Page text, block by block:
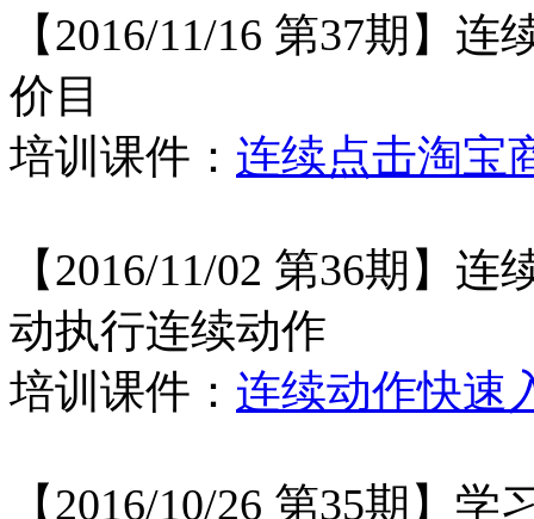
【2016/11/16 第37期】
价目
培训课件： 连续点击淘宝
【2016/11/02 第36期】
动执行连续动作
培训课件： 连续动作快速
【2016/10/26 第35期】